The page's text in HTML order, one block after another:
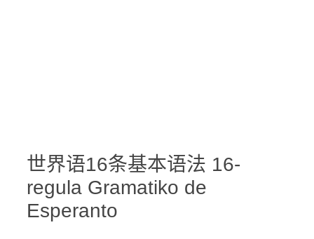
世界语16条基本语法 16-
regula Gramatiko de
Esperanto